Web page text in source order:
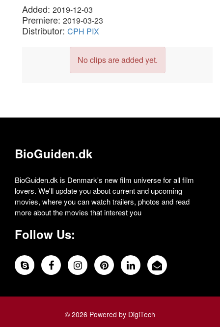
Added: 2019-12-03
Premiere: 2019-03-23
Distributor: CPH PIX
No clips are added yet.
BioGuiden.dk
BioGuiden.dk is Denmark's new film universe for all film
lovers. We'll update you about current and upcoming
movies, where you can watch trailers, photos and read
more about the movies that interest you
Follow Us:
© 2026 Powered by DigiTech